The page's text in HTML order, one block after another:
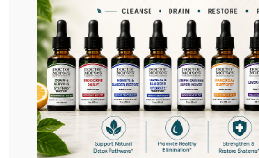
01.07.2021 - EU
BELASTINGWETGEVING